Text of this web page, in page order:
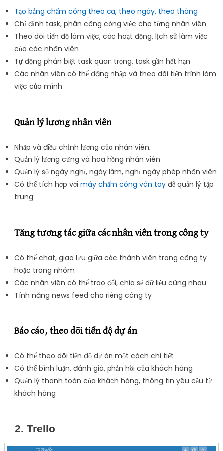
Tạo bảng chấm công theo ca, theo ngày, theo tháng
Chỉ định task, phân công công việc cho từng nhân viên
Theo dõi tiến độ làm việc, các hoạt động, lịch sử làm việc
của các nhân viên
Tự động phân biệt task quan trọng, task gần hết hạn
Các nhân viên có thể đăng nhập và theo dõi tiến trình làm
việc của mình
Quản lý lương nhân viên
Nhập và điều chỉnh lương của nhân viên,
Quản lý lương cứng và hoa hồng nhân viên
Quản lý số ngày nghỉ, ngày làm, nghỉ ngày phép nhân viên
Có thể tích hợp với máy chấm công vân tayđể quản lý tập
trung
Tăng tương tác giữa các nhân viên trong công ty
Có thể chat, giao lưu giữa các thành viên trong công ty
hoặc trong nhóm
Các nhân viên có thể trao đổi, chia sẻ dữ liệu cùng nhau
Tính năng news feed cho riêng công ty
Báo cáo, theo dõi tiến độ dự án
Có thể theo dõi tiến độ dự án một cách chi tiết
Có thể bình luận, đánh giá, phản hồi của khách hàng
Quản lý thanh toán của khách hàng, thông tin yêu cầu từ
khách hàng
2. Trello